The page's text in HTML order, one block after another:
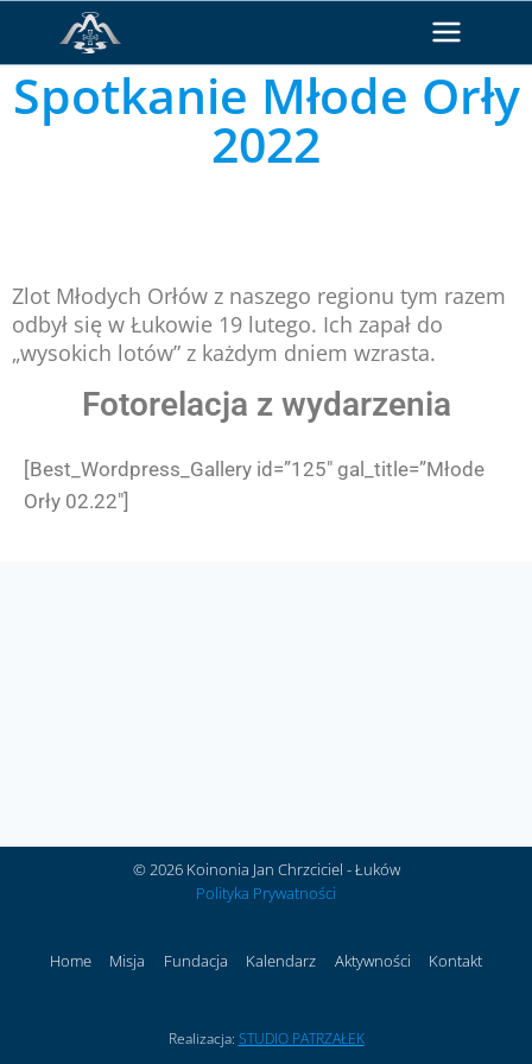
Spotkanie Młode Orły
2022
Zlot Młodych Orłów z naszego regionu tym razem
odbył się w Łukowie 19 lutego. Ich zapał do
„wysokich lotów” z każdym dniem wzrasta.
Fotorelacja z wydarzenia
[Best_Wordpress_Gallery id=”125″ gal_title=”Młode
Orły 02.22″]
© 2026 Koinonia Jan Chrzciciel - Łuków
Polityka Prywatności
Home Misja Fundacja Kalendarz Aktywności Kontakt
Realizacja: STUDIO PATRZAŁEK